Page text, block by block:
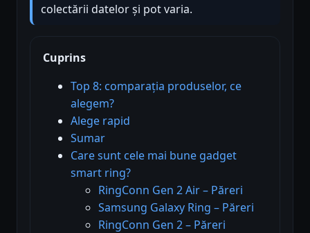
colectării datelor și pot varia.
Cuprins
Top 8: comparația produselor, ce
alegem?
Alege rapid
Sumar
Care sunt cele mai bune gadget
smart ring?
RingConn Gen 2 Air – Păreri
Samsung Galaxy Ring – Păreri
RingConn Gen 2 – Păreri